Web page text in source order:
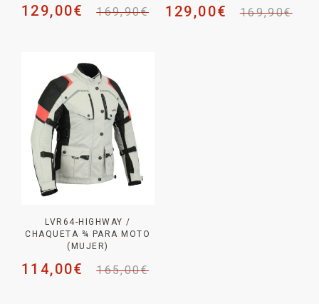
169,90€
129,00€ 169,90€
129,00€
LVR64-HIGHWAY /
CHAQUETA ¾ PARA MOTO
(MUJER)
165,00€
114,00€